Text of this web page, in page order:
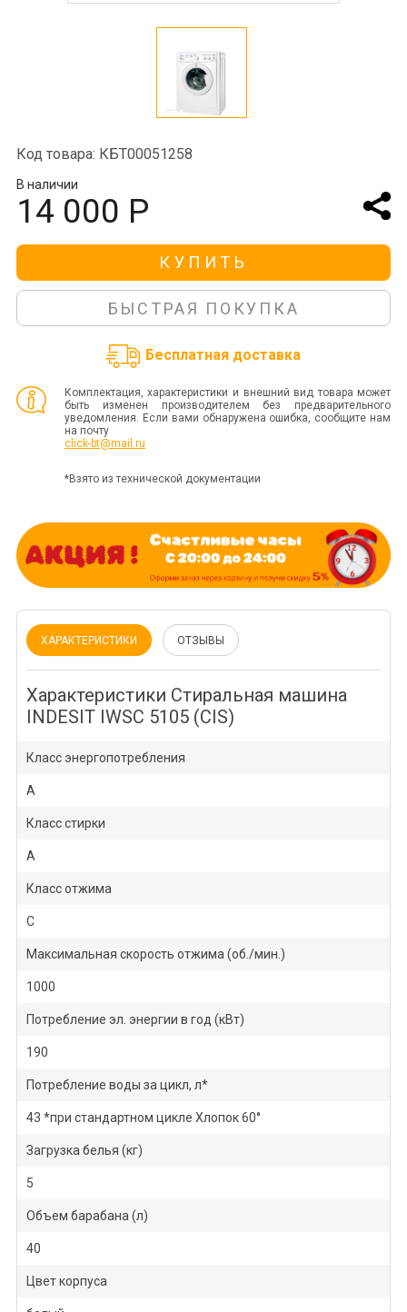
Код товара: КБТ00051258
В наличии
14 000 Р
КУПИТЬ
БЫСТРАЯ ПОКУПКА
Бесплатная доставка
Комплектация, характеристики и внешний вид товара может
быть изменен производителем без предварительного
уведомления. Если вами обнаружена ошибка, сообщите нам
на почту
click-bt@mail.ru
*Взято из технической документации
ХАРАКТЕРИСТИКИ ОТЗЫВЫ
Характеристики Стиральная машина
INDESIT IWSC 5105 (CIS)
Класс энергопотребления
A
Класс стирки
A
Класс отжима
C
Максимальная скорость отжима (об./мин.)
1000
Потребление эл. энергии в год (кВт)
190
Потребление воды за цикл, л*
43 *при стандартном цикле Хлопок 60°
Загрузка белья (кг)
5
Объем барабана (л)
40
Цвет корпуса